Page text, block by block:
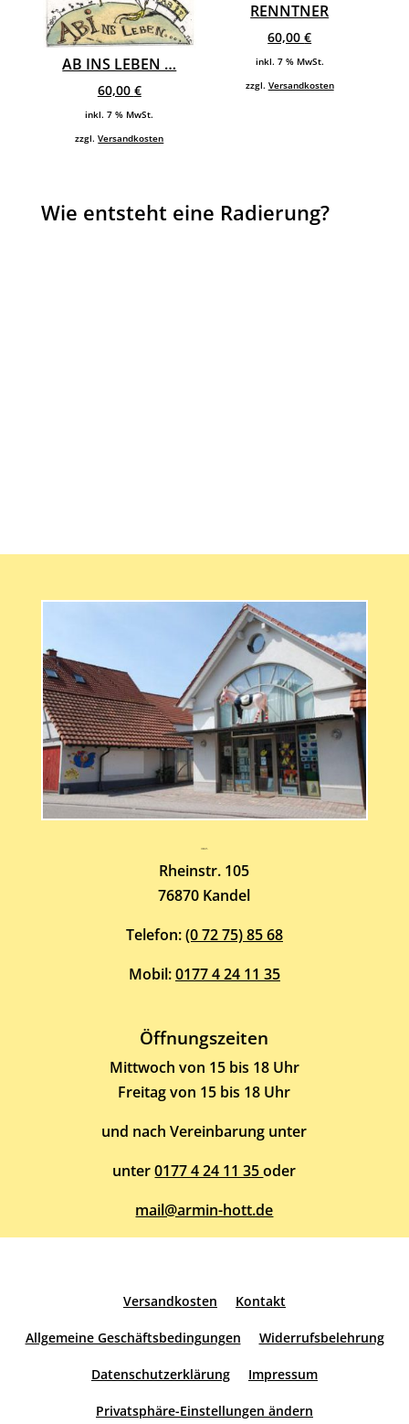
AB INS LEBEN …
60,00 €
inkl. 7 % MwSt.
zzgl.Versandkosten
RENNTNER
60,00€
inkl. 7 % MwSt.
zzgl. Versandkosten
Wie entsteht eine Radierung?
Rheinstr. 105
76870 Kandel
Telefon:(0 72 75) 85 68
Mobil:0177 4 24 11 35
Öffnungszeiten
Mittwoch von 15 bis 18 Uhr
Freitag von 15 bis 18 Uhr
und nach Vereinbarung unter
unter0177 4 24 11 35oder
mail@armin-hott.de
Versandkosten Kontakt
Allgemeine Geschäftsbedingungen Widerrufsbelehrung
Datenschutzerklärung Impressum
Privatsphäre-Einstellungen ändern